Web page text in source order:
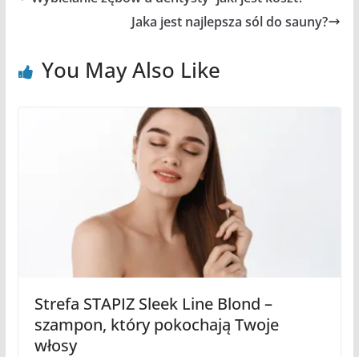
Jaka jest najlepsza sól do sauny?
You May Also Like
Strefa STAPIZ Sleek Line Blond –
szampon, który pokochają Twoje
włosy